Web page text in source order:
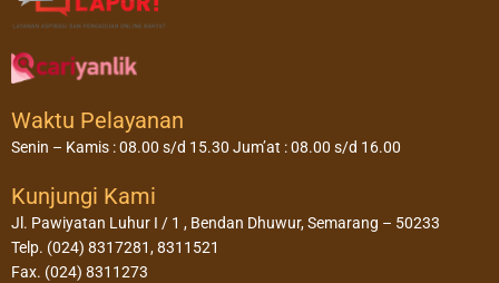
Waktu Pelayanan
Senin – Kamis : 08.00 s/d 15.30 Jum’at : 08.00 s/d 16.00
Kunjungi Kami
Jl. Pawiyatan Luhur I / 1 , Bendan Dhuwur, Semarang – 50233
Telp. (024) 8317281, 8311521
Fax. (024) 8311273